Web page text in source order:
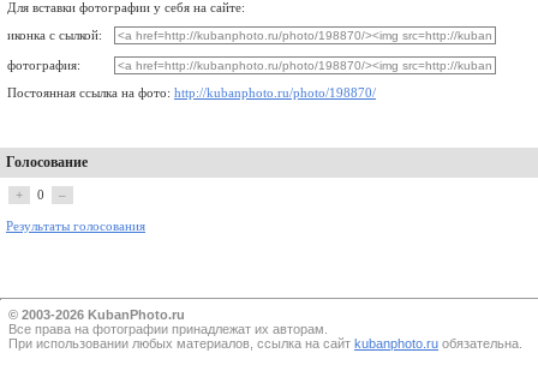
Для вставки фотографии у себя на сайте:
иконка с сылкой:
фотография:
Постоянная ссылка на фото: http://kubanphoto.ru/photo/198870/
Голосование
+ 0 –
Результаты голосования
© 2003-2026 KubanPhoto.ru
Все прaва на фотографии принадлежат их авторам.
При использовании любых материалов, ссылка на сайт kubanphoto.ru обязательна.